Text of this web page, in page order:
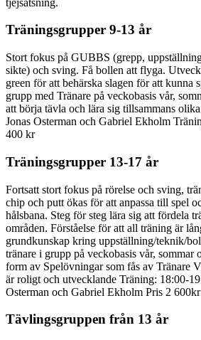
Träningsgrupper 9-13 år
Stort fokus på GUBBS (grepp,
sikte) och sving. Få bollen att flyga.
green för att behärska slagen för att kunna
grupp med Tränare på veckobasis vår,
att börja tävla och lära sig tillsammans
Jonas Osterman och Gabriel Ekholm
400 kr
Träningsgrupper 13-17 år
Fortsatt stort fokus på rörelse och sving,
chip och putt ökas för att anpassa till spel
hålsbana. Steg för steg lära sig att fördela
områden. Förståelse för att all träning är
grundkunskap kring uppställning/teknik/
tränare i grupp på veckobasis vår, sommar
form av Spelövningar som fås av Tränare
är roligt och utvecklande Träning: 18:00-
Osterman och Gabriel Ekholm Pris 2 600kr
Tävlingsgruppen från 13 år